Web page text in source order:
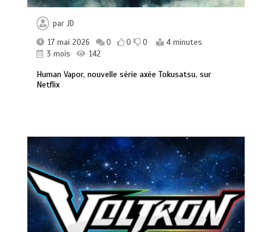
parJD
17 mai 2026
0 0 0
4 minutes
3 mois
142
Human Vapor, nouvelle série axée Tokusatsu, sur
Netflix